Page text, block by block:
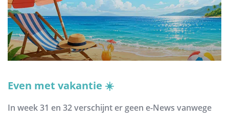
Even met vakantie ☀️
In week 31 en 32 verschijnt er geen e-News vanwege